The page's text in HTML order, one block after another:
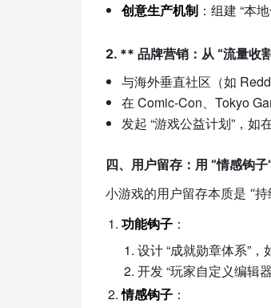
创意生产机制 ：组建 “本
2. ** 品牌营销：从 “流量收
与海外垂直社区（如
在 Comic-Con、Tokyo
发起 “游戏公益计划”，如
四、用户留存：用 “情感钩
小游戏的用户留存本质是 “
功能钩子 ：
设计 “成就勋章体系”，
开发 “玩家自定义编辑
情感钩子 ：